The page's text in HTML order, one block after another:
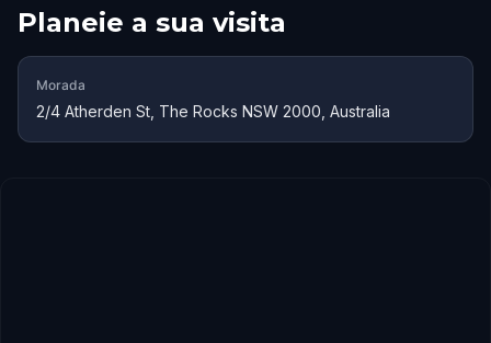
Planeie a sua visita
Morada
2/4 Atherden St, The Rocks NSW 2000, Australia